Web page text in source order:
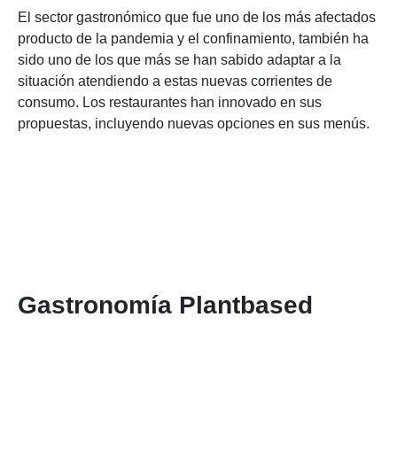
El sector gastronómico que fue uno de los más afectados
producto de la pandemia y el confinamiento, también ha
sido uno de los que más se han sabido adaptar a la
situación atendiendo a estas nuevas corrientes de
consumo. Los restaurantes han innovado en sus
propuestas, incluyendo nuevas opciones en sus menús.
Gastronomía Plantbased